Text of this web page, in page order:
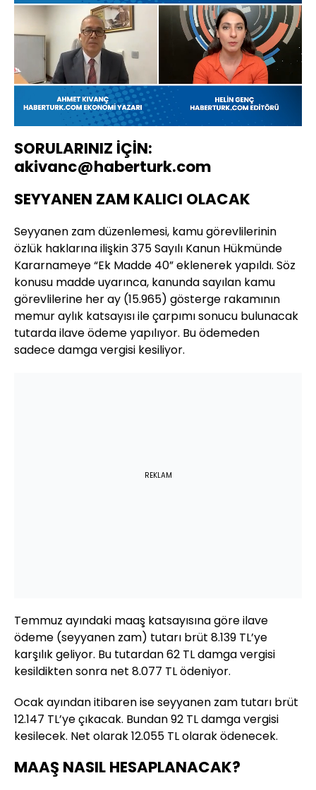
Sesi
Aç
Yüklendi:
9.15%
Hızı
SORULARINIZ İÇİN:
akivanc@haberturk.com
SEYYANEN ZAM KALICI OLACAK
Seyyanen zam düzenlemesi, kamu görevlilerinin
özlük haklarına ilişkin 375 Sayılı Kanun Hükmünde
Kararnameye “Ek Madde 40” eklenerek yapıldı. Söz
konusu madde uyarınca, kanunda sayılan kamu
görevlilerine her ay (15.965) gösterge rakamının
memur aylık katsayısı ile çarpımı sonucu bulunacak
tutarda ilave ödeme yapılıyor. Bu ödemeden
sadece damga vergisi kesiliyor.
REKLAM
Temmuz ayındaki maaş katsayısına göre ilave
ödeme (seyyanen zam) tutarı brüt 8.139 TL’ye
karşılık geliyor. Bu tutardan 62 TL damga vergisi
kesildikten sonra net 8.077 TL ödeniyor.
Ocak ayından itibaren ise seyyanen zam tutarı brüt
12.147 TL’ye çıkacak. Bundan 92 TL damga vergisi
kesilecek. Net olarak 12.055 TL olarak ödenecek.
MAAŞ NASIL HESAPLANACAK?